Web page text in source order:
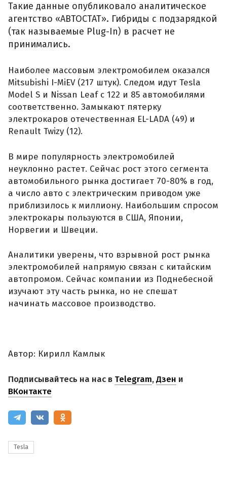
Такие данные опубликовало аналитическое
агентство «АВТОСТАТ». Гибриды с подзарядкой
(так называемые Plug-In) в расчет не
принимались.
Наиболее массовым электромобилем оказался
Mitsubishi I-MiEV (217 штук). Следом идут Tesla
Model S и Nissan Leaf с 122 и 85 автомобилями
соответственно. Замыкают пятерку
электрокаров отечественная EL-LADA (49) и
Renault Twizy (12).
В мире популярность электромобилей
неуклонно растет. Сейчас рост этого сегмента
автомобильного рынка достигает 70-80% в год,
а число авто с электрическим приводом уже
приблизилось к миллиону. Наибольшим спросом
электрокары пользуются в США, Японии,
Норвегии и Швеции.
Аналитики уверены, что взрывной рост рынка
электромобилей напрямую связан с китайским
автопромом. Сейчас компании из Поднебесной
изучают эту часть рынка, но не спешат
начинать массовое производство.
Автор: Кирилл Камлык
Подписывайтесь на нас в Telegram,Дзен и
ВКонтакте
Tesla